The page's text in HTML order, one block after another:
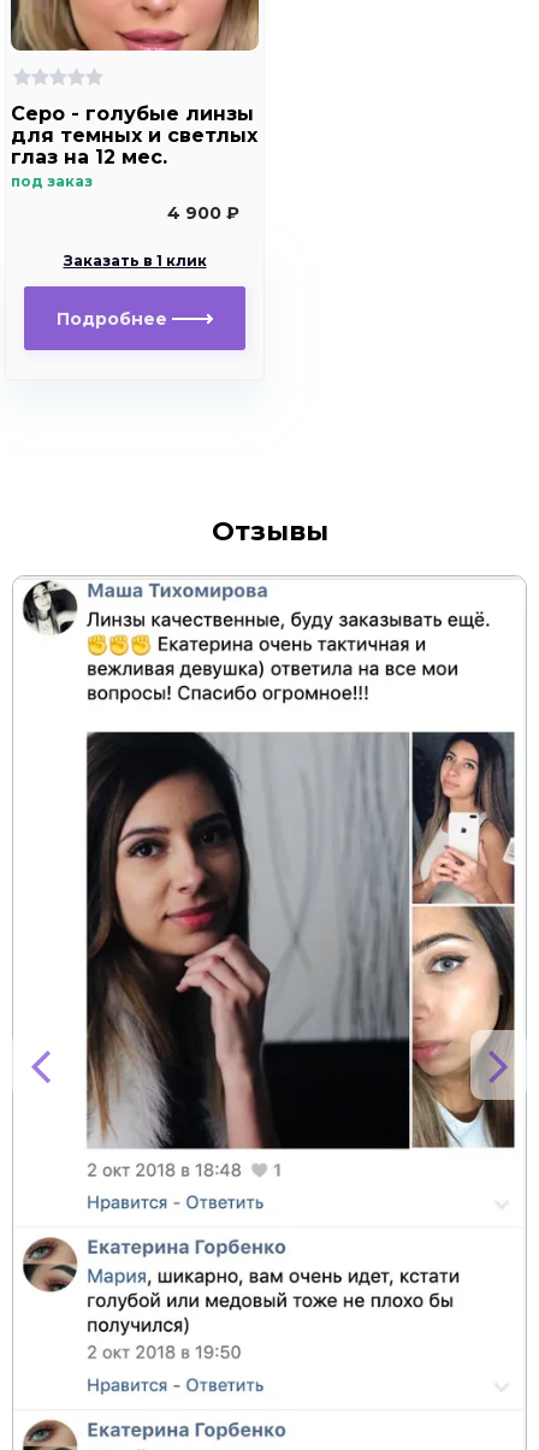
Серо - голубые линзы
для темных и светлых
глаз на 12 мес.
Rainbow Marine Ring
под заказ
4 900 ₽
Заказать в 1 клик
Подробнее
Отзывы